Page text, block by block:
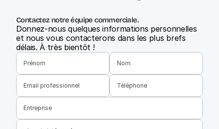
Contactez notre équipe commerciale.
Donnez-nous quelques informations personnelles
et nous vous contacterons dans les plus brefs
délais. À très bientôt !